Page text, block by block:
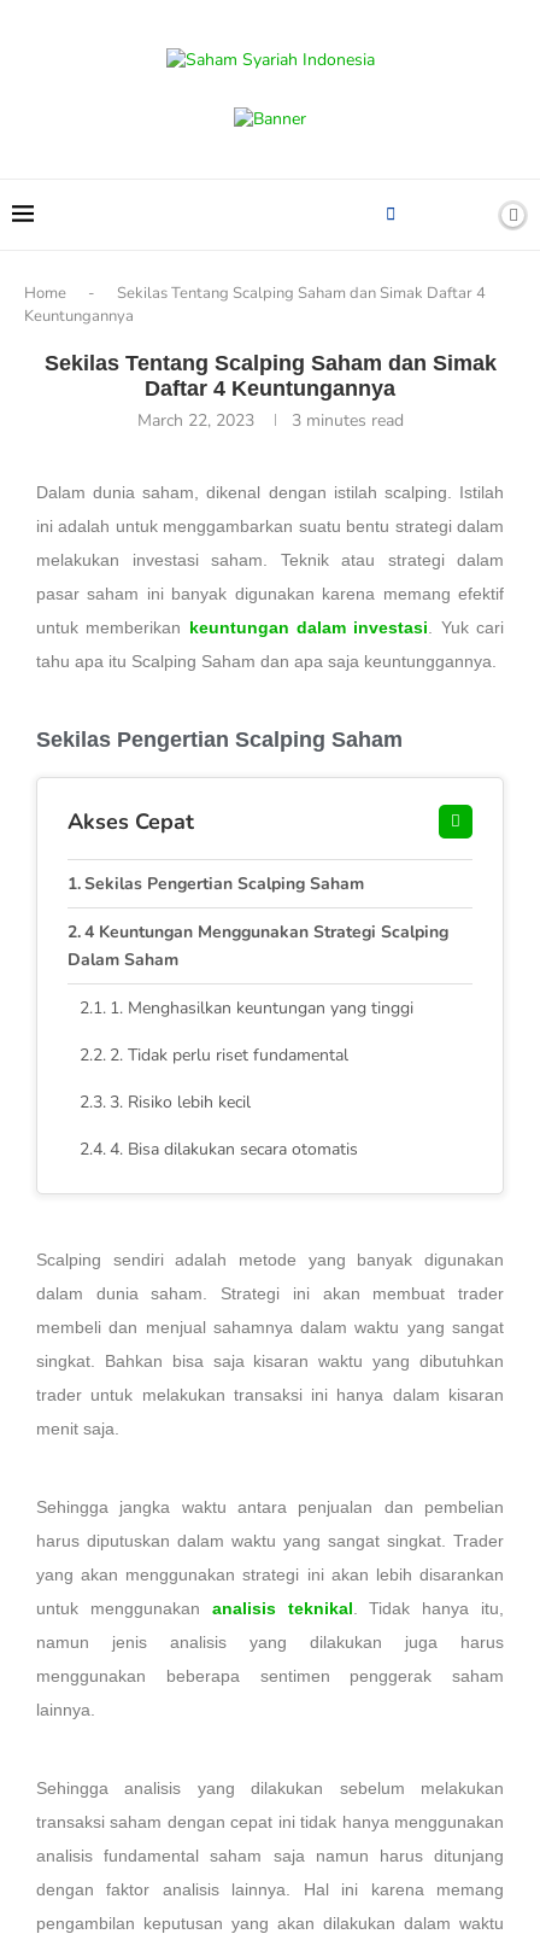
Home -
Sekilas Tentang Scalping Saham dan Simak Daftar 4
Keuntungannya
Sekilas Tentang Scalping Saham dan Simak
Daftar 4 Keuntungannya
March 22, 2023 3 minutes read
Dalam dunia saham, dikenal dengan istilah scalping. Istilah
ini adalah untuk menggambarkan suatu bentu strategi dalam
melakukan investasi saham. Teknik atau strategi dalam
pasar saham ini banyak digunakan karena memang efektif
untuk memberikan keuntungan dalam investasi . Yuk cari
tahu apa itu Scalping Saham dan apa saja keuntunggannya.
Sekilas Pengertian Scalping Saham
Akses Cepat
Sekilas Pengertian Scalping Saham
4 Keuntungan Menggunakan Strategi Scalping
Dalam Saham
1. Menghasilkan keuntungan yang tinggi
2. Tidak perlu riset fundamental
3. Risiko lebih kecil
4. Bisa dilakukan secara otomatis
Scalping sendiri adalah metode yang banyak digunakan
dalam dunia saham. Strategi ini akan membuat trader
membeli dan menjual sahamnya dalam waktu yang sangat
singkat. Bahkan bisa saja kisaran waktu yang dibutuhkan
trader untuk melakukan transaksi ini hanya dalam kisaran
menit saja.
Sehingga jangka waktu antara penjualan dan pembelian
harus diputuskan dalam waktu yang sangat singkat. Trader
yang akan menggunakan strategi ini akan lebih disarankan
untuk menggunakan analisis teknikal . Tidak hanya itu,
namun jenis analisis yang dilakukan juga harus
menggunakan beberapa sentimen penggerak saham
lainnya.
Sehingga analisis yang dilakukan sebelum melakukan
transaksi saham dengan cepat ini tidak hanya menggunakan
analisis fundamental saham saja namun harus ditunjang
dengan faktor analisis lainnya. Hal ini karena memang
pengambilan keputusan yang akan dilakukan dalam waktu